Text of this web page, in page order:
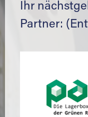
Ihr
Partner: